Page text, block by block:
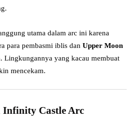
utama dalam arc ini karena
para pembasmi iblis dan Upper Moon
Lingkungannya yang kacau membuat
mencekam.
Castle Arc